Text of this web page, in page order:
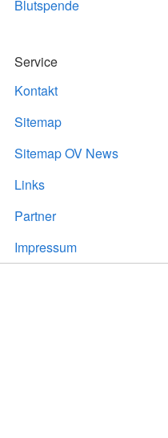
Blutspende
Service
Kontakt
Sitemap
Sitemap OV News
Links
Partner
Impressum